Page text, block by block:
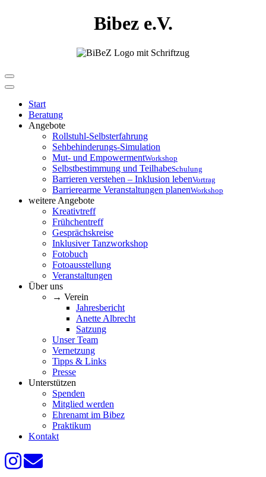
Bibez e.V.
Start
Beratung
Angebote
Rollstuhl-Selbsterfahrung
Sehbehinderungs-Simulation
Mut- und EmpowermentWorkshop
Selbstbestimmung und TeilhabeSchulung
Barrieren verstehen – Inklusion lebenVortrag
Barrierearme Veranstaltungen planenWorkshop
weitere Angebote
Kreativtreff
Frühchentreff
Gesprächskreise
Inklusiver Tanzworkshop
Fotobuch
Fotoausstellung
Veranstaltungen
Über uns
→ Verein
Jahresbericht
Anette Albrecht
Satzung
Unser Team
Vernetzung
Tipps & Links
Presse
Unterstützen
Spenden
Mitglied werden
Ehrenamt im Bibez
Praktikum
Kontakt